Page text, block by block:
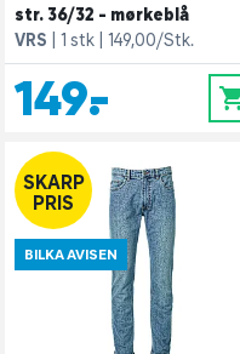
str. 36/32 - mørkeblå
VRS
1 stk 149,00/Stk.
149,- 0
SKARP
PRIS
BILKA AVISEN